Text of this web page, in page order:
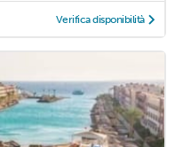
Verifica disponibilità